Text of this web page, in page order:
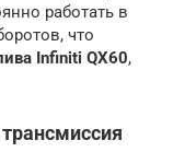
работать в
что
Infiniti QX60,